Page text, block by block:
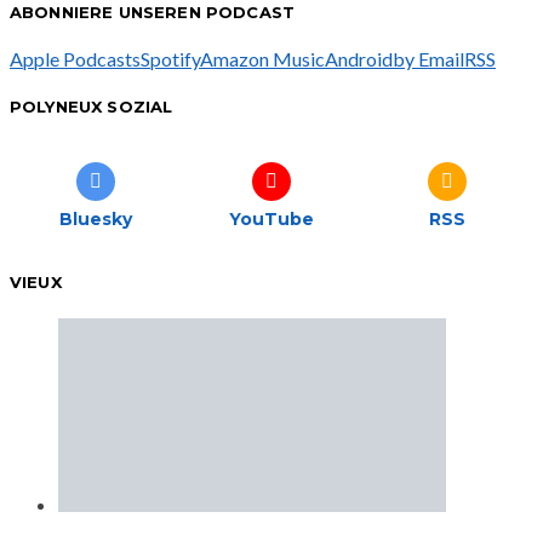
ABONNIERE UNSEREN PODCAST
Apple PodcastsSpotifyAmazon MusicAndroidby EmailRSS
POLYNEUX SOZIAL
Bluesky YouTube RSS
VIEUX